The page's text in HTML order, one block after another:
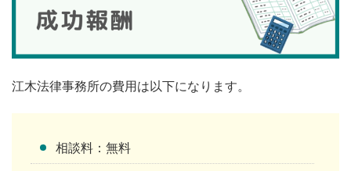
江木法律事務所の費用は以下になります。
相談料：無料